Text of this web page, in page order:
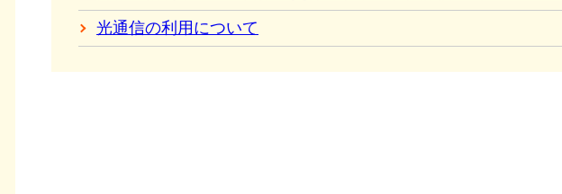
光通信の利用について